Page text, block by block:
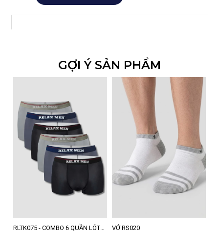
GỢI Ý SẢN PHẨM
RLTK075 - COMBO 6 QUẦN LÓT
VỚ RS020